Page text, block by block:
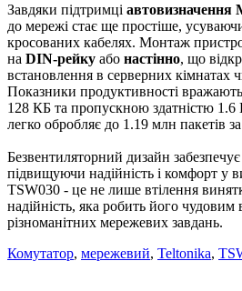
Завдяки підтримці
до мережі стає ще простіше,
кросованих кабелях. Монтаж
на DIN-рейку або настінно, що
встановлення в серверних кімнатах
Показники продуктивності
128 КБ та пропускною здатністю 1.6
легко обробляє до 1.19 млн пакетів
Безвентиляторний дизайн забезпечує
підвищуючи надійність і комфорт у
TSW030 - це не лише втілення
надійність, яка робить його
різноманітних мережевих завдань.
Комутатор, мережевий, Teltonika,